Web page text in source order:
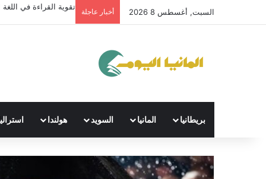
السبت, أغسطس 8 2026 أخبار عاجلة
تقوية القراءة في اللغة
بريطانيا المانيا السويد هولندا